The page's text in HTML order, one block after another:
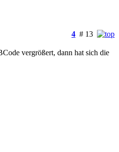
4 # 13
vergrößert, dann hat sich die